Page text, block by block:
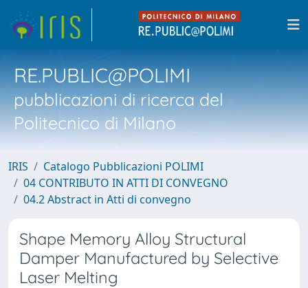
RE.PUBLIC@POLIMI
pubblicazioni di ricerca del
Politecnico di Milano
IRIS
Catalogo Pubblicazioni POLIMI
04 CONTRIBUTO IN ATTI DI CONVEGNO
04.2 Abstract in Atti di convegno
Shape Memory Alloy Structural
Damper Manufactured by Selective
Laser Melting